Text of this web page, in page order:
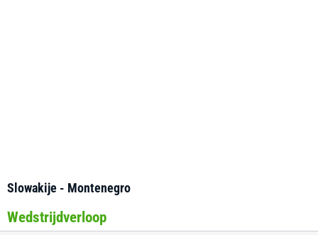
Slowakije - Montenegro
Wedstrijdverloop